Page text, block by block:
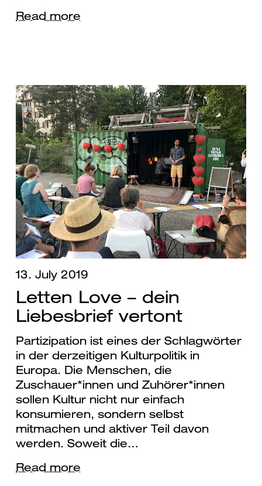
Read more
13. July 2019
Letten Love – dein
Liebesbrief vertont
Partizipation ist eines der Schlagwörter
in der derzeitigen Kulturpolitik in
Europa. Die Menschen, die
Zuschauer*innen und Zuhörer*innen
sollen Kultur nicht nur einfach
konsumieren, sondern selbst
mitmachen und aktiver Teil davon
werden. Soweit die…
Read more